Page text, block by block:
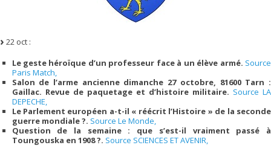
22 oct :
Le geste héroïque d’un professeur face à un élève armé. Source
Paris Match,
Salon de l’arme ancienne dimanche 27 octobre, 81600 Tarn :
Gaillac. Revue de paquetage et d’histoire militaire. Source LA
DEPECHE,
Le Parlement européen a-t-il « réécrit l’Histoire » de la seconde
guerre mondiale ?. Source Le Monde,
Question de la semaine : que s’est-il vraiment passé à
Toungouska en 1908 ?. Source SCIENCES ET AVENIR,